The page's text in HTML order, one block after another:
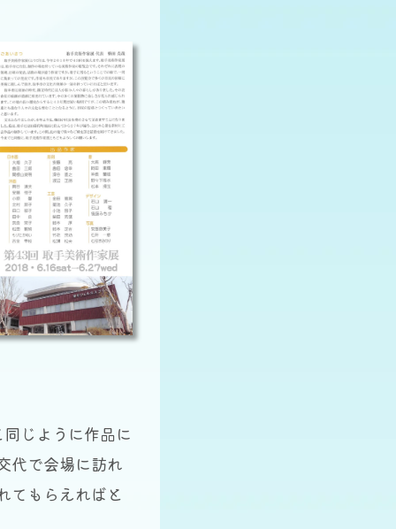
じように作品に
代で会場に訪れ
てもらえればと